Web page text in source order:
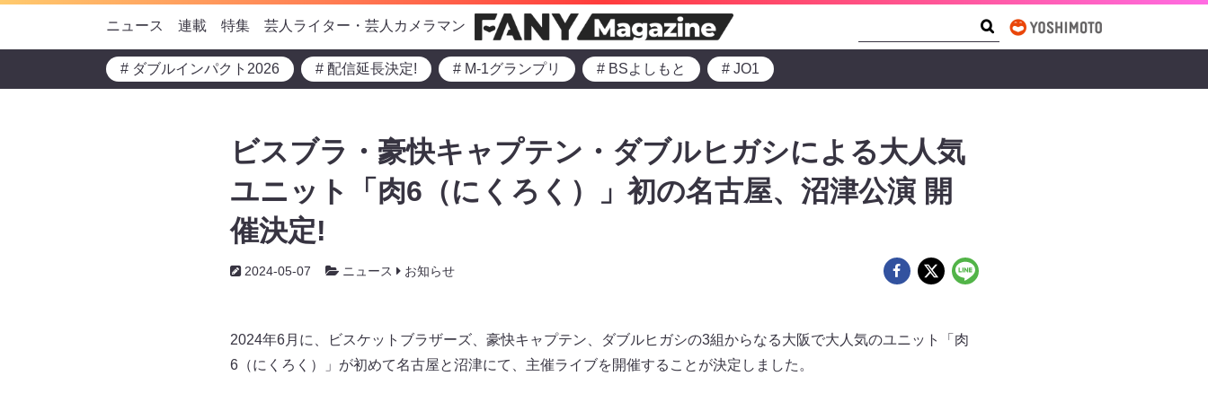
ニュース 連載 特集 芸人ライター・芸人カメラマン
# ダブルインパクト2026 # 配信延長決定! # M-1グランプリ # BSよしもと # JO1
ビスブラ・豪快キャプテン・ダブルヒガシによる大人気
ユニット「肉6（にくろく）」初の名古屋、沼津公演 開
催決定!
2024-05-07 ニュース お知らせ
2024年6月に、ビスケットブラザーズ、豪快キャプテン、ダブルヒガシの3組からなる大阪で大人気のユニット「肉
6（にくろく）」が初めて名古屋と沼津にて、主催ライブを開催することが決定しました。